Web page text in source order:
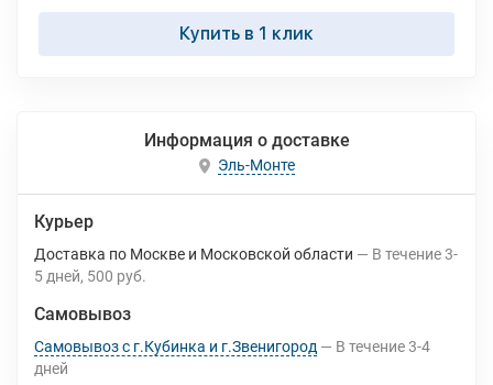
Купить в 1 клик
Информация о доставке
Эль-Монте
Курьер
Доставка по Москве и Московской области В течение3-
5 дней 500 руб.
Самовывоз
Самовывоз с г.Кубинка и г.Звенигород В течение3-4
дней